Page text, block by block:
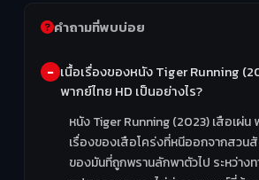
คำถามที่พบบ่อย
เนื้อเรื่องของหนัง Tiger Running
พากย์ไทย HD เป็นอย่างไร?
หนัง Tiger Running (2023) เสือเผ่น
เรื่องของเสือโคร่งที่หนีออกจากสวน
ของมันที่ถูกพรานลักพาตัวไป ระหว่าง